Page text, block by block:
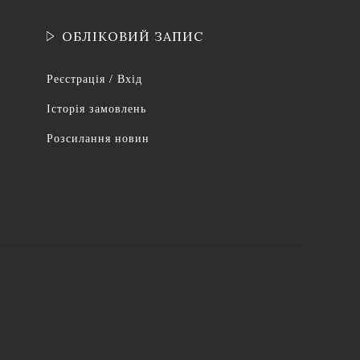
ОБЛІКОВИЙ ЗАПИС
Реєстрація / Вхід
Історія замовлень
Розсилання новин